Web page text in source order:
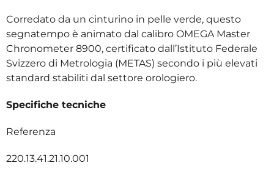
Corredato da un cinturino in pelle verde, questo
segnatempo è animato dal calibro OMEGA Master
Chronometer 8900, certificato dall’Istituto Federale
Svizzero di Metrologia (METAS) secondo i più elevati
standard stabiliti dal settore orologiero.
Specifiche tecniche
Referenza
220.13.41.21.10.001